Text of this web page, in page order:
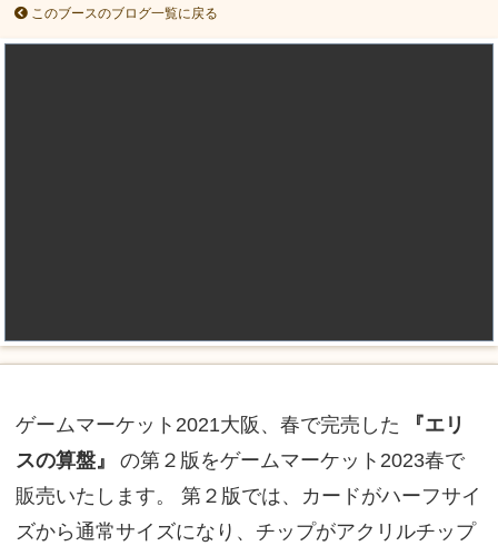
このブースのブログ一覧に戻る
ゲームマーケット2021大阪、春で完売した
『エリ
スの算盤』
の第２版をゲームマーケット2023春で
販売いたします。 第２版では、カードがハーフサイ
ズから通常サイズになり、チップがアクリルチップ